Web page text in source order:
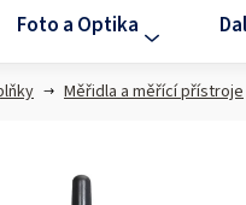
Foto a Optika
Měřidla a měřící přístroje